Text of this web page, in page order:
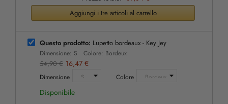
Aggiungi i tre articoli al carrello
Questo prodotto: Lupetto bordeaux - Key Jey
Dimensione: S Colore: Bordeux
54,90 € 16,47 €
Dimensione Colore
Disponibile